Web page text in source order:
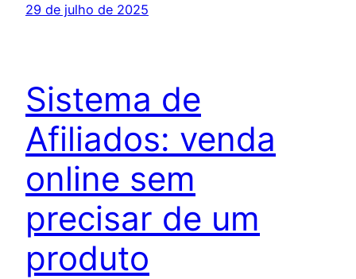
29 de julho de 2025
Sistema de
Afiliados: venda
online sem
precisar de um
produto